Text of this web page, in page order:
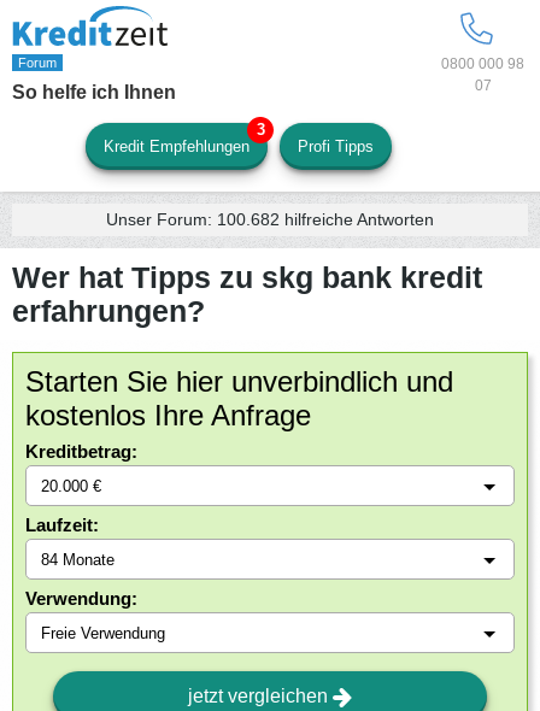
0800 000 98
07
So helfe ich Ihnen
Kredit Empfehlungen Profi Tipps
Unser Forum: 100.682 hilfreiche Antworten
Wer hat Tipps zu skg bank kredit
erfahrungen?
Starten Sie hier unverbindlich und
kostenlos Ihre Anfrage
Kreditbetrag:
Laufzeit:
Verwendung:
jetzt vergleichen